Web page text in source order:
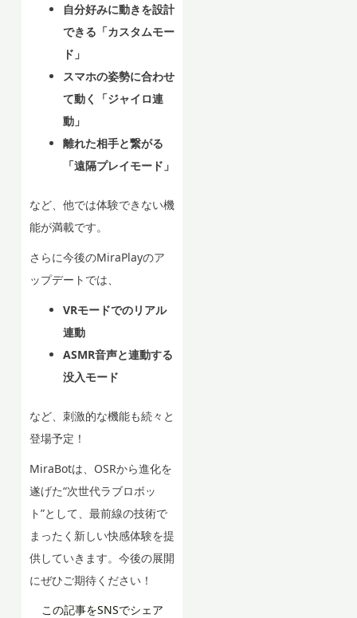
自分好みに動きを設計
できる「カスタムモー
ド」
スマホの姿勢に合わせ
て動く「ジャイロ連
動」
離れた相手と繋がる
「遠隔プレイモード」
など、他では体験できない機
能が満載です。
さらに今後のMiraPlayのア
ップデートでは、
VRモードでのリアル
連動
ASMR音声と連動する
没入モード
など、刺激的な機能も続々と
登場予定！
MiraBotは、OSRから進化を
遂げた“次世代ラブロボッ
ト”として、最前線の技術で
まったく新しい快感体験を提
供していきます。今後の展開
にぜひご期待ください！
この記事をSNSでシェア